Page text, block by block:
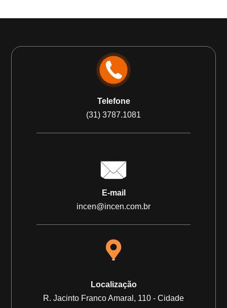
Telefone
(31) 3787.1081
E-mail
incen@incen.com.br
Localização
R. Jacinto Franco Amaral, 110 - Cidade